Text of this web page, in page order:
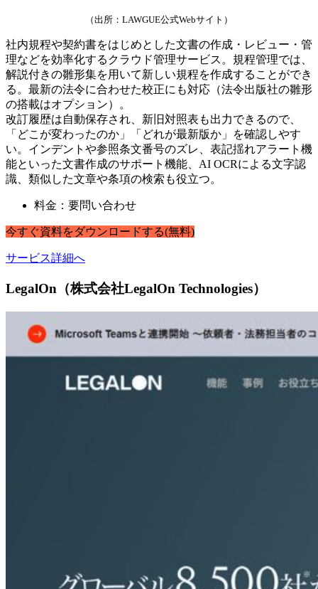
（出所：LAWGUE公式Webサイト）
社内規程や契約書をはじめとした文書の作成・レビュー・管
理などを効率化するクラウド管理サービス。規程管理では、
解説付きの雛形集を用いて新しい規程を作成することができ
る。最新の法令に合わせた校正にも対応（法令出版社の雛形
の搭載はオプション）。
改訂履歴は自動保存され、新旧対照表も出力できるので、
「どこが変わったのか」「どれが最新版か」を確認しやす
い。インデントや参照条文番号のズレ、表記揺れアラート機
能といった文書作成のサポート機能、AI OCRによる文字認
識、類似した文章や条項の検索も役立つ。
料金：要問い合わせ
今すぐ資料をダウンロードする(無料)
サービス詳細へ
LegalOn（株式会社LegalOn Technologies）